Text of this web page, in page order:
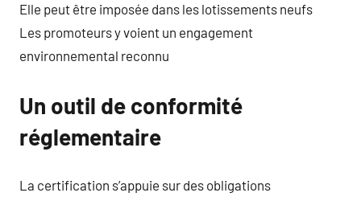
Elle peut être imposée dans les lotissements neufs
Les promoteurs y voient un engagement
environnemental reconnu
Un outil de conformité
réglementaire
La certification s’appuie sur des obligations